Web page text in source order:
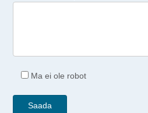
Ma ei ole robot